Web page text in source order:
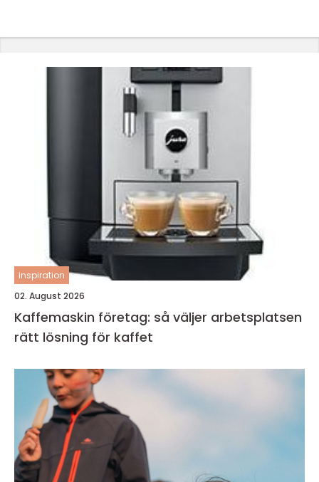
inspiration
02. August 2026
Kaffemaskin företag: så väljer arbetsplatsen
rätt lösning för kaffet